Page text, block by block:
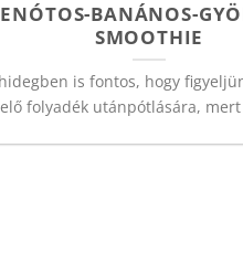
BANÁNOS-
SMOOTHIE
is fontos, hogy
folyadék utánpótlására,